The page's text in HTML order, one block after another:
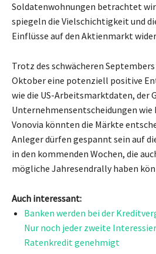
Soldatenwohnungen betrachtet
spiegeln die Vielschichtigkeit und
Einflüsse auf den Aktienmarkt
Trotz des schwächeren
Oktober eine potenziell positive
wie die US-Arbeitsmarktdaten, der
Unternehmensentscheidungen wie
Vonovia könnten die Märkte
Anleger dürfen gespannt sein auf
in den kommenden Wochen, die
mögliche Jahresendrally haben
Auch interessant:
Banken werden bei der
Nur noch jeder zweite
Ratenkredit genehmigt